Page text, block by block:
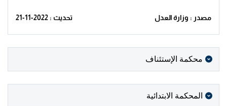
مصدر : وزارة العدل تحديث : 2022-11-21
محكمة الإستئناف
المحكمة الابتدائية